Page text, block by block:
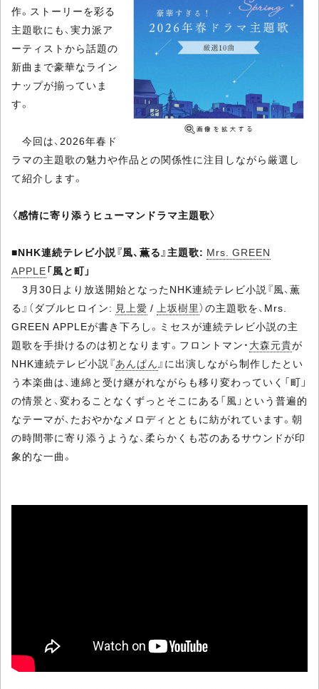
作。ストーリーを彩る
主題歌にも、実力派ア
ーティストから話題の
新曲まで豪華なライン
ナップが揃っていま
す。
今回は、2026年春ド
ラマの主題歌の魅力や作品との関係性に注目しながら厳選し
て紹介します。
〈感情に寄り添うヒューマンドラマ主題歌〉
■NHK連続テレビ小説『風、薫る』主題歌: Mrs. GREEN
APPLE「風と町」
3月30日より放送開始となったNHK連続テレビ小説『風、薫
る』（ダブルヒロイン: 見上愛 / 上坂樹里）の主題歌を、Mrs.
GREEN APPLEが書き下ろし。ミセスが連続テレビ小説の主
題歌を手掛けるのは初となります。フロントマン・ 大森元貴が
NHK連続テレビ小説『あんぱん』に出演しながら制作したとい
う本楽曲は、連綿と受け継がれながらも移り変わっていく「町」
の情景と、変わることなくずっとそこにある「風」という普遍的
なテーマが、たおやかなメロディとともに紡がれています。朝
の時間帯に寄り添うような、柔らかくも芯のあるサウンドが印
象的な一曲。